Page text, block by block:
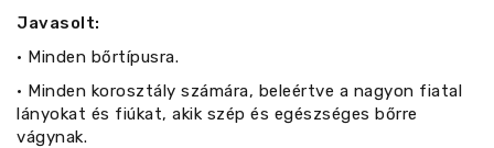
Javasolt:
• Minden bőrtípusra.
• Minden korosztály számára, beleértve a nagyon fiatal
lányokat és fiúkat, akik szép és egészséges bőrre
vágynak.